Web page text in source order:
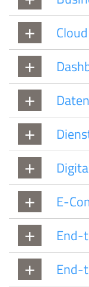
Cloud
E-
End-
End-